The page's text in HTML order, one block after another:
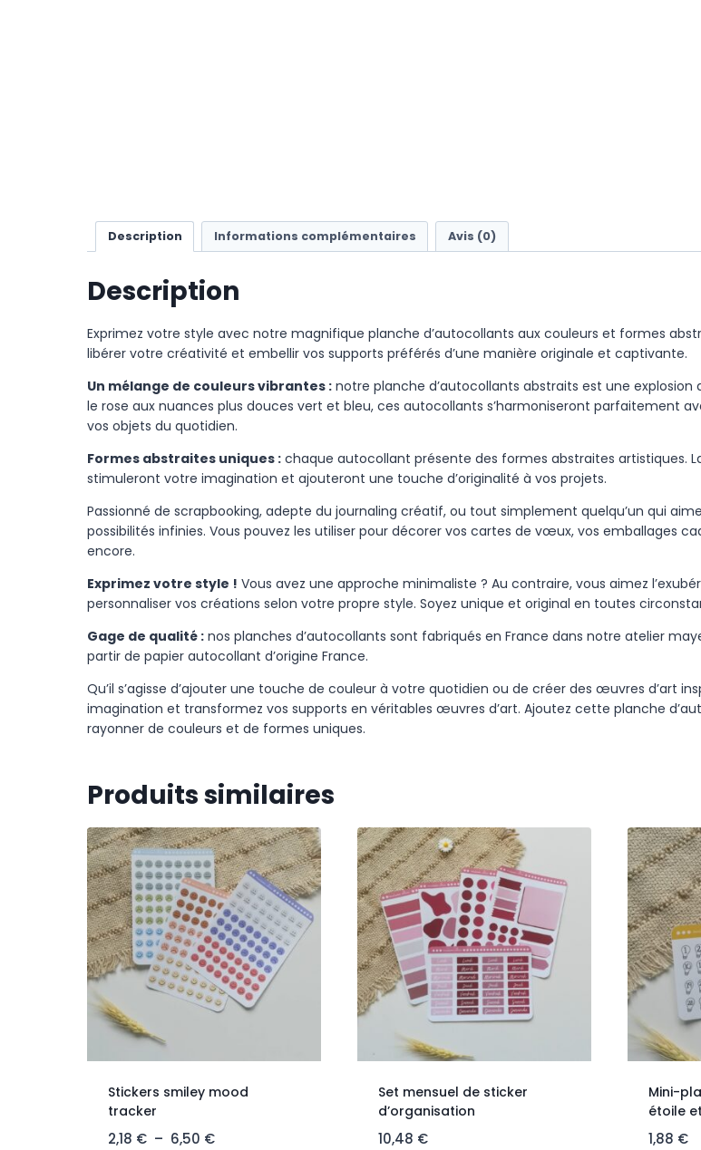
Description Informations complémentaires Avis (0)
Description
Exprimez votre style avec notre magnifique planche d’autocollants aux couleurs et formes
libérer votre créativité et embellir vos supports préférés d’une manière originale et captivante.
Un mélange de couleurs vibrantes : notre planche d’autocollants abstraits est une
le rose aux nuances plus douces vert et bleu, ces autocollants s’harmoniseront parfaitement
vos objets du quotidien.
Formes abstraites uniques : chaque autocollant présente des formes abstraites artistiques.
stimuleront votre imagination et ajouteront une touche d’originalité à vos projets.
Passionné de scrapbooking, adepte du journaling créatif, ou tout simplement quelqu’un qui
possibilités infinies. Vous pouvez les utiliser pour décorer vos cartes de vœux, vos emballages
encore.
Exprimez votre style ! Vous avez une approche minimaliste ? Au contraire, vous aimez
personnaliser vos créations selon votre propre style. Soyez unique et original en toutes
Gage de qualité : nos planches d’autocollants sont fabriqués en France dans notre atelier
partir de papier autocollant d’origine France.
Qu’il s’agisse d’ajouter une touche de couleur à votre quotidien ou de créer des œuvres d’art
imagination et transformez vos supports en véritables œuvres d’art. Ajoutez cette planche
rayonner de couleurs et de formes uniques.
Produits similaires
Stickers smiley mood
tracker
2,18 € – 6,50 €
Set mensuel de sticker
d’organisation
10,48 €
Mini-
étoile
1,88 €